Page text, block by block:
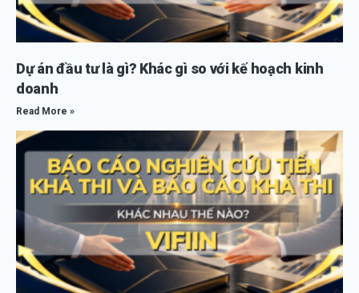
Dự án đầu tư là gì? Khác gì so với kế hoạch kinh
doanh
Read More »